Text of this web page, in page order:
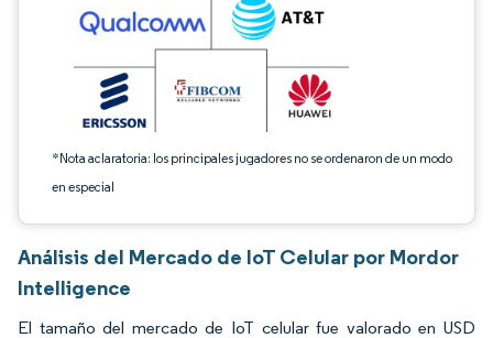
*Nota aclaratoria: los principales jugadores no se ordenaron de un modo
en especial
Análisis del Mercado de IoT Celular por Mordor
Intelligence
El tamaño del mercado de IoT celular fue valorado en USD